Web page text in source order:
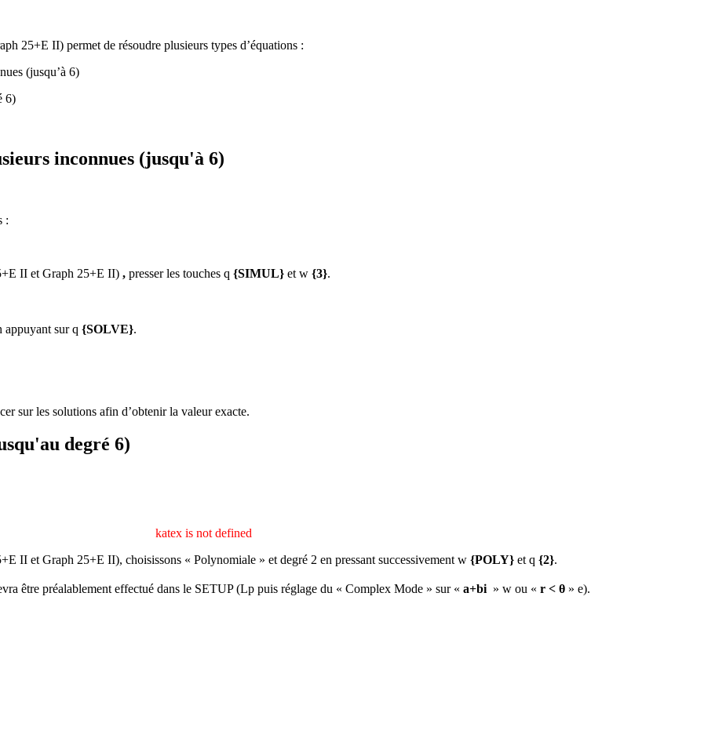
25+E II) permet de résoudre plusieurs types d’équations :
(jusqu’à 6)
6)
inconnues (jusqu'à 6)
:
II et Graph 25+E II) , presser les touches q {SIMUL} et w {3}.
appuyant surq {SOLVE}.
sur les solutions afin d’obtenir la valeur exacte.
degré 6)
katex is not defined
II et Graph 25+E II), choisissons « Polynomiale » et degré 2 en pressant successivement w {POLY} et q {2}.
être préalablement effectué dans le SETUP (Lp puis réglage du « Complex Mode » sur « a+bi » w ou « r < θ » e).